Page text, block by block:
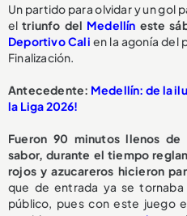
Un partido para olvidar y un gol
eltriunfo del Medellín este
Deportivo Cali en la agonía del
Finalización.
Antecedente: Medellín: de la
la Liga 2026!
Fueron 90 minutos llenos
sabor, durante el tiempo
rojos y azucareros hicieron
que de entrada ya se
público, pues con este juego